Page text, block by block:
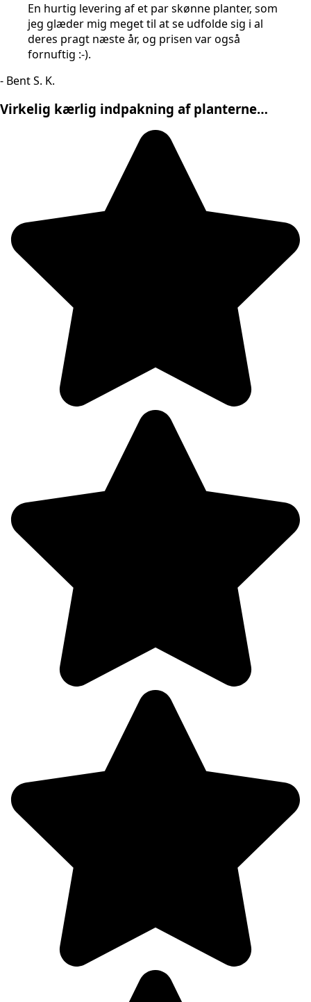
En hurtig levering af et par skønne planter, som
jeg glæder mig meget til at se udfolde sig i al
deres pragt næste år, og prisen var også
fornuftig :-).
- Bent S. K.
Virkelig kærlig indpakning af planterne…